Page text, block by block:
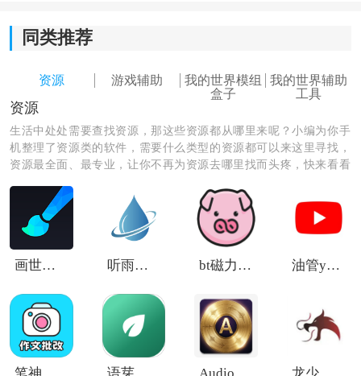
mc赵北制裁盒子免费版怎么用
1、在物品管理界面中，玩家可以浏览与搜索相关内容
，整体以图标方式进行展示，方便快速识别与查找所
2、进入功能界面后，可以对背包内容进行查看与整理，
并通过相关功能进行基础交互操作，让物品管理更加直
观。
同类推荐
资源 游戏辅助
我的世界模组
盒子
我的世界辅助
工具
资源
生活中处处需要查找资源，那这些资源都从哪里来呢？小编为你手
机整理了资源类的软件，需要什么类型的资源都可以来这里寻找，
资源最全面、最专业，让你不再为资源去哪里找而头疼，快来看看
画世界pro笔刷素材 听雨游戏厅2免费版 bt磁力猪搜索引擎 油管youtube中文版